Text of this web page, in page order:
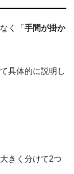
く「 手間が掛か
具体的に説明し
きく分けて2つ